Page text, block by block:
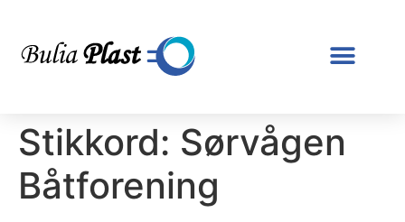
Stikkord: Sørvågen
Båtforening